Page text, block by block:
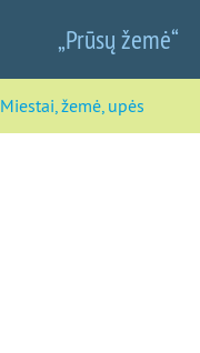
žemė
-
„Prūsų žemė“
Miestai, žemė, upės